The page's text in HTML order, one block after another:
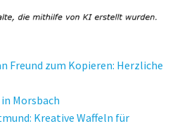
Freund zum Kopieren: Herzliche
Morsbach
Kreative Waffeln für